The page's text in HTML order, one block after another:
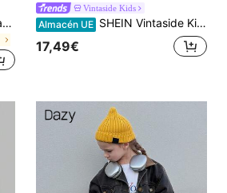
Genkimix Kids Vestido peto vaquero casual y suelto para niñas, con bordado de corazones multicolor alegre y lindo, hecho de denim de algodón ligero y suave, un artículo imprescindible para niñas fashionistas, adecuado para primavera y otoño, simple y elegante, versátil para uso diario, compras, salidas, fiestas, excursiones, nueva llegada de otoño 2023
Vintaside Kids
Almacén UE SHEIN Vintaside Kids Chaquetas y abrigos de mezclilla para niñas, nueva llegada para otoño/invierno, estilo escolar casual de moda, chaqueta de mezclilla versátil y sencilla, se puede combinar con sudaderas y camisetas, artículo de principios de otoño, ropa de abrigo de mezclilla para niñas, chaqueta de mezclilla azul claro de estilo retro clásico para niñas
17,49€